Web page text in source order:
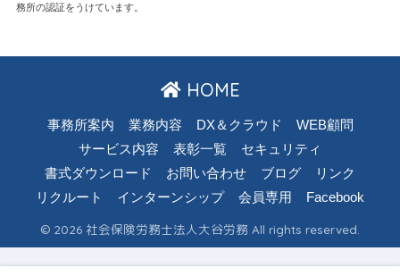
務所の認証をうけています。
HOME
事務所案内 業務内容 DX＆クラウド
WEB顧問
サービス内容
表彰一覧
セキュリティ
書式ダウンロード
お問い合わせ ブログ
リンク
リクルート
インターンシップ 会員専用 Facebook
© 2026 社会保険労務士法人大谷労務 All rights reserved.